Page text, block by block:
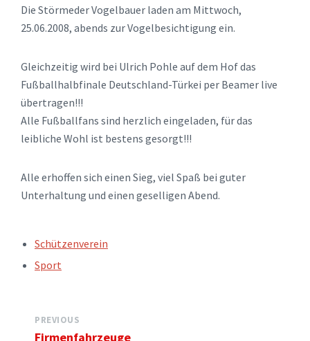
Die Störmeder Vogelbauer laden am Mittwoch,
25.06.2008, abends zur Vogelbesichtigung ein.
Gleichzeitig wird bei Ulrich Pohle auf dem Hof das
Fußballhalbfinale Deutschland-Türkei per Beamer live
übertragen!!!
Alle Fußballfans sind herzlich eingeladen, für das
leibliche Wohl ist bestens gesorgt!!!
Alle erhoffen sich einen Sieg, viel Spaß bei guter
Unterhaltung und einen geselligen Abend.
TAGS:Schützenverein
Sport
PREVIOUS
Firmenfahrzeuge